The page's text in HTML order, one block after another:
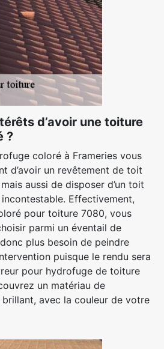
d’avoir une toiture
?
coloré à Frameries vous
d’avoir un revêtement de toit
aussi de disposer d’un toit
Effectivement,
pour toiture 7080, vous
parmi un éventail de
plus besoin de peindre
puisque le rendu sera
pour hydrofuge de toiture
un matériau de
avec la couleur de votre